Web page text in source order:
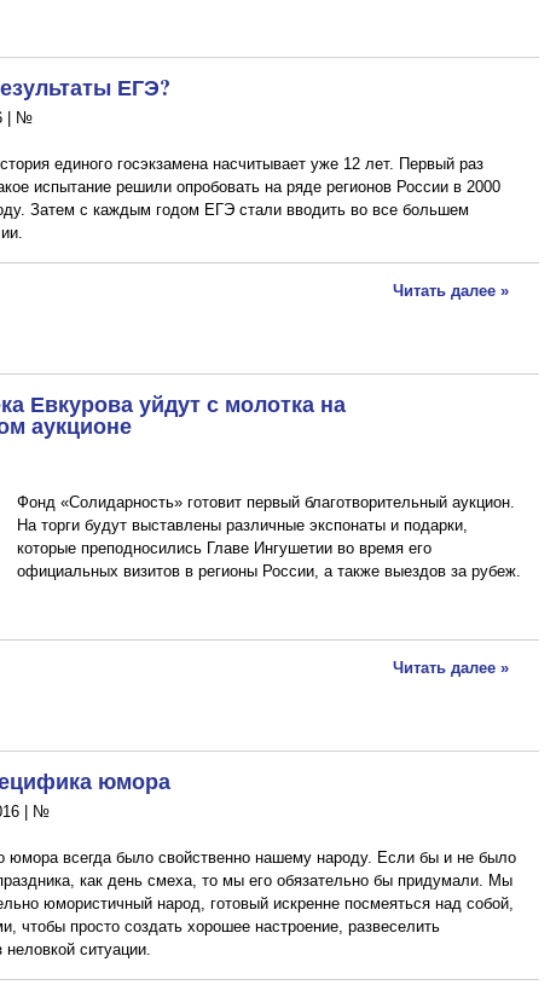
ЕГЭ?
| №
единого госэкзамена насчитывает уже 12 лет. Первый раз
испытание решили опробовать на ряде регионов России в 2000
Затем с каждым годом ЕГЭ стали вводить во все большем
Читать далее »
Евкурова уйдут с молотка на
аукционе
Фонд «Солидарность» готовит первый благотворительный аукцион.
На торги будут выставлены различные экспонаты и подарки,
которые преподносились Главе Ингушетии во время его
официальных визитов в регионы России, а также выездов за рубеж.
Читать далее »
юмора
№
юмора всегда было свойственно нашему народу. Если бы и не было
как день смеха, то мы его обязательно бы придумали. Мы
юмористичный народ, готовый искренне посмеяться над собой,
чтобы просто создать хорошее настроение, развеселить
ситуации.